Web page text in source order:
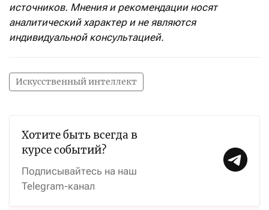
источников. Мнения и рекомендации носят
аналитический характер и не являются
индивидуальной консультацией.
Искусственный интеллект
Хотите быть всегда в
курсе событий?
Подписывайтесь на наш
Telegram-канал